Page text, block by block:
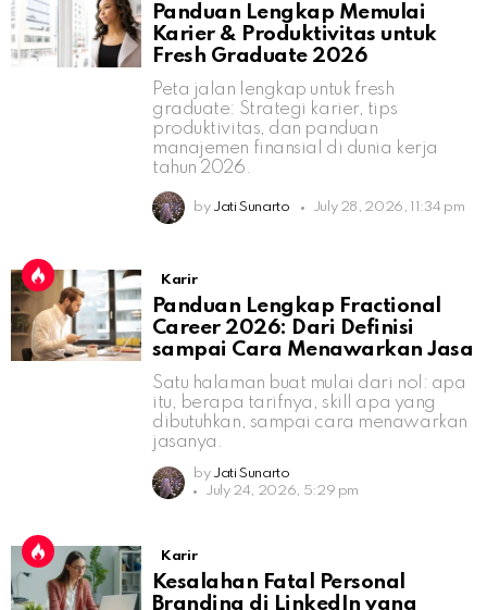
Panduan Lengkap Memulai
Karier & Produktivitas untuk
Fresh Graduate 2026
Peta jalan lengkap untuk fresh
graduate: Strategi karier, tips
produktivitas, dan panduan
manajemen finansial di dunia kerja
tahun 2026.
by Jati Sunarto July 28, 2026, 11:34 pm
Karir
Panduan Lengkap Fractional
Career 2026: Dari Definisi
sampai Cara Menawarkan Jasa
Satu halaman buat mulai dari nol: apa
itu, berapa tarifnya, skill apa yang
dibutuhkan, sampai cara menawarkan
jasanya.
by Jati Sunarto
July 24, 2026, 5:29 pm
Karir
Kesalahan Fatal Personal
Branding di LinkedIn yang